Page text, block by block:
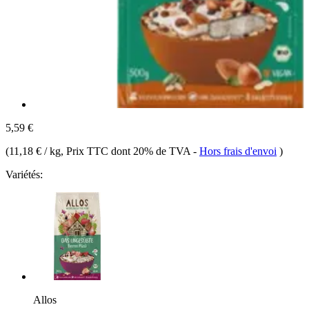
5,59 €
(11,18 € / kg, Prix TTC dont 20% de TVA - Hors frais d'envoi )
Variétés:
Allos